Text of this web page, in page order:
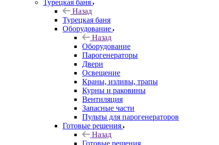
Турецкая баня
Назад
Турецкая баня
Оборудование
Назад
Оборудование
Парогенераторы
Двери
Освещение
Краны, изливы, трапы
Курны и раковины
Вентиляция
Запасные части
Пульты для парогенераторов
Готовые решения
Назад
Готовые решения